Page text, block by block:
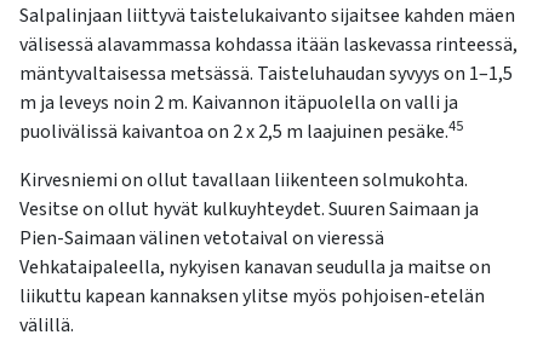
Salpalinjaan liittyvä taistelukaivanto sijaitsee kahden mäen
välisessä alavammassa kohdassa itään laskevassa rinteessä,
mäntyvaltaisessa metsässä. Taisteluhaudan syvyys on 1–1,5
m ja leveys noin 2 m. Kaivannon itäpuolella on valli ja
puolivälissä kaivantoa on 2 x 2,5 m laajuinen pesäke.45
Kirvesniemi on ollut tavallaan liikenteen solmukohta.
Vesitse on ollut hyvät kulkuyhteydet. Suuren Saimaan ja
Pien-Saimaan välinen vetotaival on vieressä
Vehkataipaleella, nykyisen kanavan seudulla ja maitse on
liikuttu kapean kannaksen ylitse myös pohjoisen-etelän
välillä.